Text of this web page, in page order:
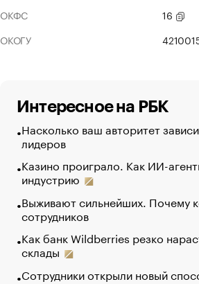
ОКФС
16
ОКОГУ
Интересное на РБК
Насколько ваш авторитет
лидеров
Казино проиграло. Как ИИ-
индустрию
Выживают сильнейших. Почему
сотрудников
Как банк Wildberries резко
склады
Сотрудники открыли новый